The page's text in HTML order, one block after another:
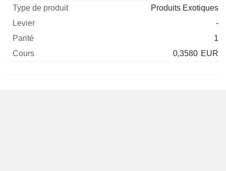
Produits Exotiques
-
1
0,3580 EUR